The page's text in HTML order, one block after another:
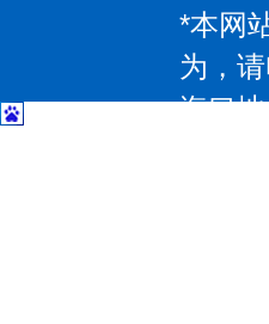
*本网
为，
海口